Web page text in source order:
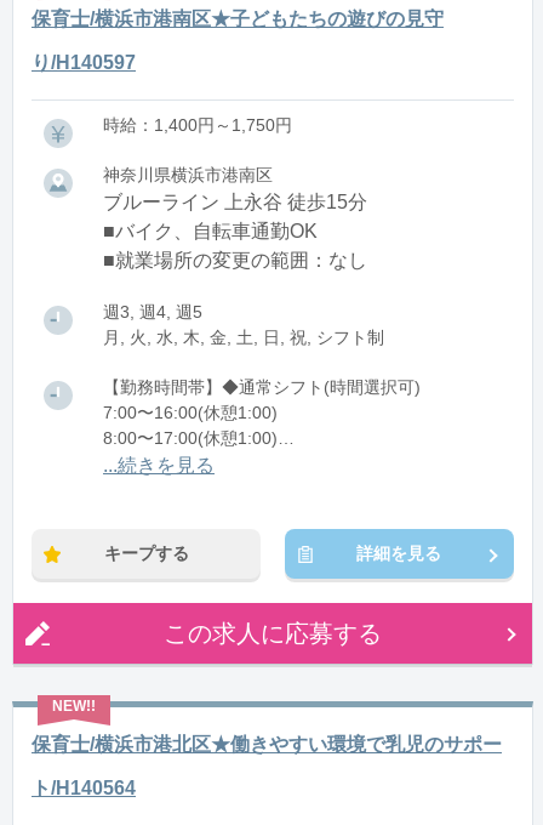
保育士/横浜市港南区★子どもたちの遊びの見守
り/H140597
時給：1,400円～1,750円
神奈川県横浜市港南区
ブルーライン 上永谷 徒歩15分
■バイク、自転車通勤OK
■就業場所の変更の範囲：なし
週3, 週4, 週5
月, 火, 水, 木, 金, 土, 日, 祝, シフト制
【勤務時間帯】◆通常シフト(時間選択可)
7:00〜16:00(休憩1:00)
8:00〜17:00(休憩1:00)
12:00〜21:00(休憩1:00)
...続きを見る
キープする 詳細を見る
この求人に応募する
保育士/横浜市港北区★働きやすい環境で乳児のサポー
ト/H140564